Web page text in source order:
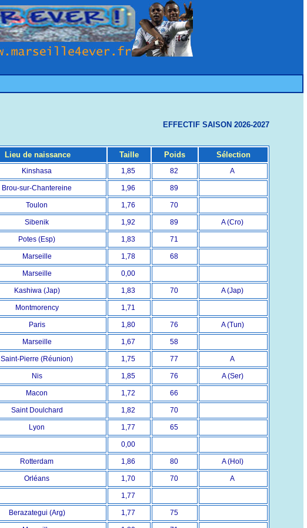
EFFECTIF SAISON 2026-2027
Lieu de naissance Taille Poids Sélection
Kinshasa 1,85 82 A
Brou-sur-Chantereine 1,96 89
Toulon 1,76 70
Sibenik 1,92 89 A (Cro)
Potes (Esp) 1,83 71
Marseille 1,78 68
Marseille 0,00
Kashiwa (Jap) 1,83 70 A (Jap)
Montmorency 1,71
Paris 1,80 76 A (Tun)
Marseille 1,67 58
Saint-Pierre (Réunion) 1,75 77 A
Nis 1,85 76 A (Ser)
Macon 1,72 66
Saint Doulchard 1,82 70
Lyon 1,77 65
0,00
Rotterdam 1,86 80 A (Hol)
Orléans 1,70 70 A
1,77
Berazategui (Arg) 1,77 75